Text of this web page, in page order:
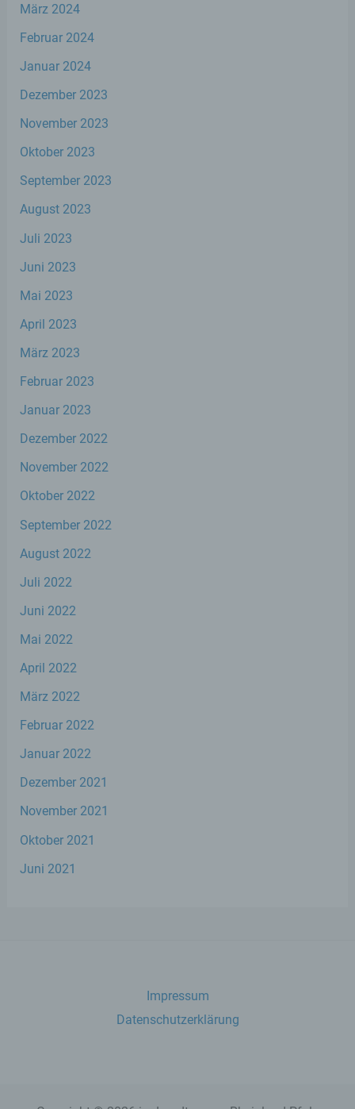
März 2024
Februar 2024
Januar 2024
Dezember 2023
November 2023
Oktober 2023
September 2023
August 2023
Juli 2023
Juni 2023
Mai 2023
April 2023
März 2023
Februar 2023
Januar 2023
Dezember 2022
November 2022
Oktober 2022
September 2022
August 2022
Juli 2022
Juni 2022
Mai 2022
April 2022
März 2022
Februar 2022
Januar 2022
Dezember 2021
November 2021
Oktober 2021
Juni 2021
Impressum
Datenschutzerklärung
personenbezogenen Daten verwendet
werden, um bestimmte persönliche
Aspekte, die sich auf eine natürliche Person
beziehen, zu bewerten, insbesondere, um
Aspekte bezüglich Arbeitsleistung,
wirtschaftlicher Lage, Gesundheit,
Zuverlässigkeit, Verhalten, Aufenthaltsort
zu analysieren oder vorherzusagen.
f) Pseudonymisierung
auf welche die personenbezogenen Daten
betroffenen Person zugeordnet werden
können, sofern diese zusätzlichen
Informationen gesondert aufbewahrt
organisatorischen Maßnahmen unterliegen,
personenbezogenen Daten nicht einer
natürlichen Person zugewiesen werden.
g) Verantwortlicher oder für die
Verantwortlicher ist die natürliche oder
gemeinsam mit anderen über die Zwecke
und Mittel der Verarbeitung von
Verarbeitung durch das Unionsrecht oder
so kann der Verantwortliche
Kriterien seiner Benennung nach dem
Mitgliedstaaten vorgesehen werden.
h) Auftragsverarbeiter
Auftragsverarbeiter ist eine natürliche oder
juristische Person, Behörde, Einrichtung
oder andere Stelle, die personenbezogene
Empfänger ist eine natürliche oder
juristische Person, Behörde, Einrichtung
oder andere Stelle, der personenbezogene
Untersuchungsauftrags nach dem